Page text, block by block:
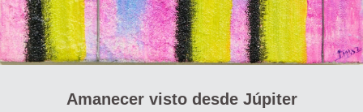
Amanecer visto desde Júpiter